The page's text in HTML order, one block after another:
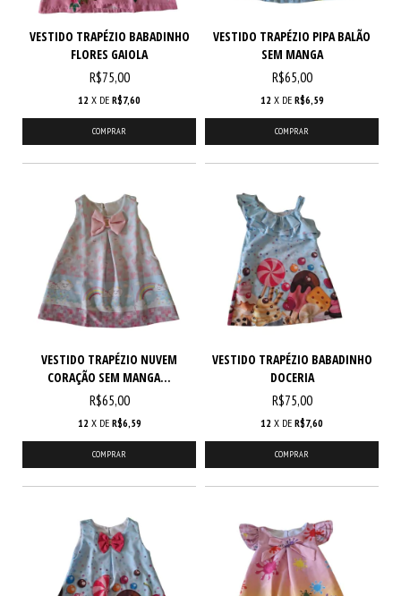
VESTIDO TRAPÉZIO BABADINHO
FLORES GAIOLA
R$75,00
12 X DE R$7,60
COMPRAR
VESTIDO TRAPÉZIO PIPA BALÃO
SEM MANGA
R$65,00
12 X DE R$6,59
COMPRAR
VESTIDO TRAPÉZIO NUVEM
CORAÇÃO SEM MANGA...
R$65,00
12 X DE R$6,59
COMPRAR
VESTIDO TRAPÉZIO BABADINHO
DOCERIA
R$75,00
12 X DE R$7,60
COMPRAR